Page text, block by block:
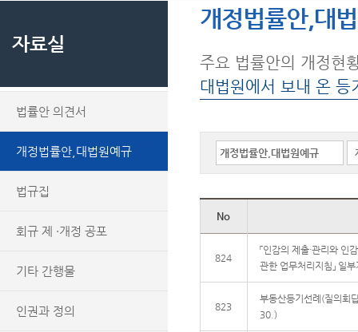
자료실
법률안 의견서
개정법률안,대법원예규
법규집
회규 제 ·개정 공포
기타 간행물
인권과 정의
개정법률안,대
주요 법률안의 개정현
대법원에서 보내 온 등
No
824
「인감의 제출·관리와 인
관한 업무처리지침」 일
823
부동산등기선례(질의
30.)